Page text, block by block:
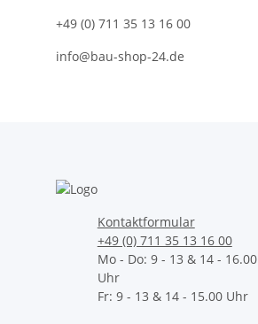
+49 (0) 711 35 13 16 00
info@bau-shop-24.de
Kontaktformular
+49 (0) 711 35 13 16 00
Mo - Do: 9 - 13 & 14 - 16.00
Uhr
Fr: 9 - 13 & 14 - 15.00 Uhr